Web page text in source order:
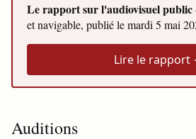
Le rapport sur l'audiovisuel public
et navigable, publié lemardi 5 mai
Lire le rapport
Auditions